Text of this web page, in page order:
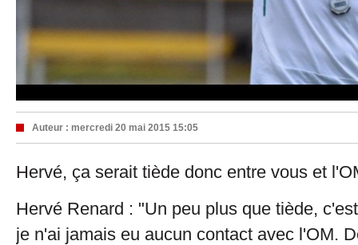
Auteur : mercredi 20 mai 2015 15:05
Hervé, ça serait tiède donc entre vous et
Hervé Renard : "Un peu plus que tiède,
je n'ai jamais eu aucun contact avec l'OM.